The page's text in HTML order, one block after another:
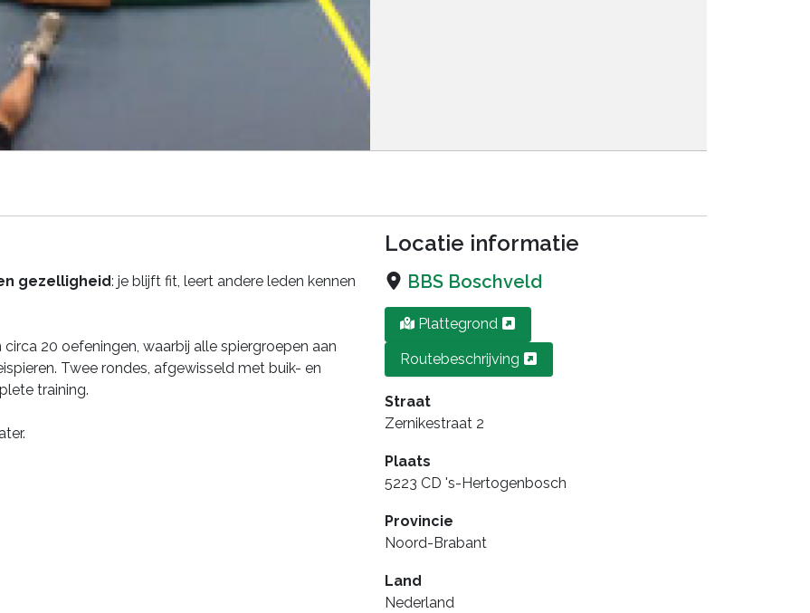
gezelligheid: je blijft fit, leert andere leden kennen
20 oefeningen, waarbij alle spiergroepen aan
Twee rondes, afgewisseld met buik- en
training.
Locatie informatie
BBS Boschveld
Plattegrond
Routebeschrijving
Straat
Zernikestraat 2
Plaats
5223 CD 's-Hertogenbosch
Provincie
Noord-Brabant
Land
Nederland